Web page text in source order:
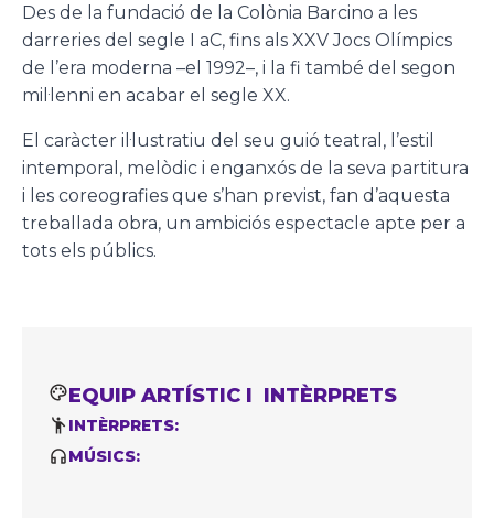
Des de la fundació de la Colònia Barcino a les
darreries del segle I aC, fins als XXV Jocs Olímpics
de l’era moderna –el 1992–, i la fi també del segon
mil·lenni en acabar el segle XX.
El caràcter il·lustratiu del seu guió teatral, l’estil
intemporal, melòdic i enganxós de la seva partitura
i les coreografies que s’han previst, fan d’aquesta
treballada obra, un ambiciós espectacle apte per a
tots els públics.
EQUIP ARTÍSTIC I INTÈRPRETS
INTÈRPRETS:
MÚSICS: